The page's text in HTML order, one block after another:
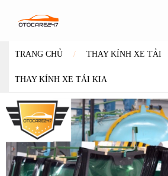
dungTRANG CHỦ / THAY KÍNH XE TẢI
THAY KÍNH XE TẢI KIA